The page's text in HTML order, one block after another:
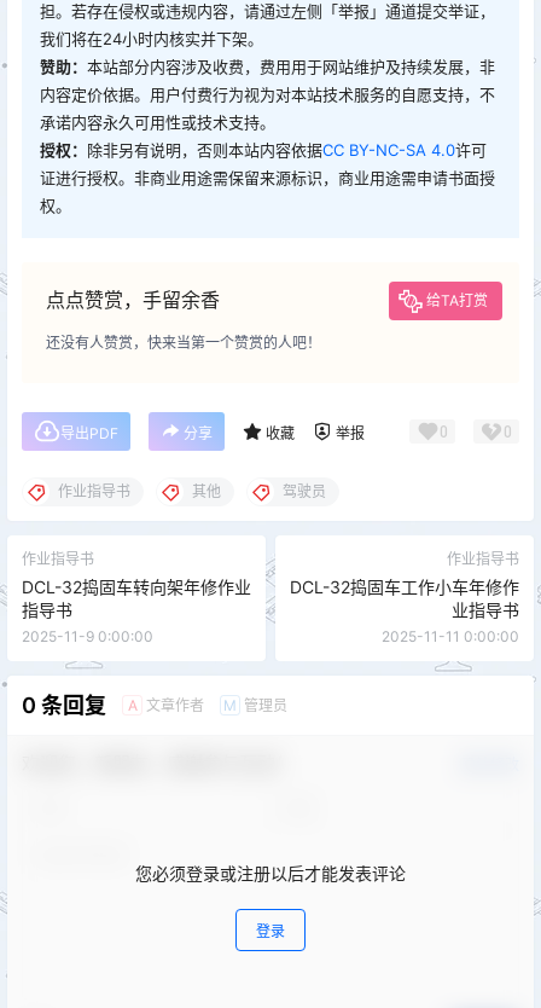
担。若存在侵权或违规内容，请通过左侧「举报」通道提交举证，
我们将在24小时内核实并下架。
赞助： 本站部分内容涉及收费，费用用于网站维护及持续发展，非
内容定价依据。用户付费行为视为对本站技术服务的自愿支持，不
承诺内容永久可用性或技术支持。
授权： 除非另有说明，否则本站内容依据CC BY-NC-SA 4.0许可
证进行授权。非商业用途需保留来源标识，商业用途需申请书面授
权。
点点赞赏，手留余香 给TA打赏
还没有人赞赏，快来当第一个赞赏的人吧！
导出PDF 分享 收藏 举报 0 0
作业指导书 其他 驾驶员
作业指导书
DCL-32捣固车转向架年修作业
指导书
2025-11-9 0:00:00
作业指导书
DCL-32捣固车工作小车年修作
业指导书
2025-11-11 0:00:00
0 条回复 A 文章作者 M 管理员
您必须登录或注册以后才能发表评论
登录